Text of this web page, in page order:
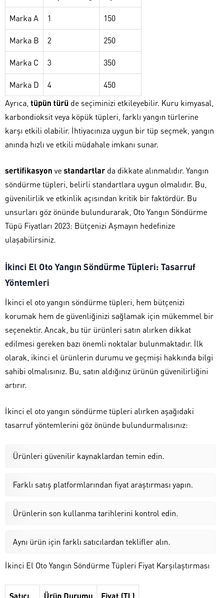
Marka A 1 150
Marka B 2 250
Marka C 3 350
Marka D 4
450
Ayrıca, tüpün türü de seçiminizi etkileyebilir. Kuru kimyasal,
karbondioksit veya köpük tüpleri, farklı yangın türlerine
karşı etkili olabilir. İhtiyacınıza uygun bir tüp seçmek, yangın
anında hızlı ve etkili müdahale imkanı sunar.
sertifikasyon vestandartlar da dikkate alınmalıdır. Yangın
söndürme tüpleri, belirli standartlara uygun olmalıdır. Bu,
güvenilirlik ve etkinlik açısından kritik bir faktördür. Bu
unsurları göz önünde bulundurarak, Oto Yangın Söndürme
Tüpü Fiyatları 2023: Bütçenizi Aşmayın hedefinize
ulaşabilirsiniz.
İkinci El Oto Yangın Söndürme Tüpleri: Tasarruf
Yöntemleri
İkinci el oto yangın söndürme tüpleri, hem bütçenizi
korumak hem de güvenliğinizi sağlamak için mükemmel bir
seçenektir. Ancak, bu tür ürünleri satın alırken dikkat
edilmesi gereken bazı önemli noktalar bulunmaktadır. İlk
olarak, ikinci el ürünlerin durumu ve geçmişi hakkında bilgi
sahibi olmalısınız. Bu, satın aldığınız ürünün güvenilirliğini
artırır.
İkinci el oto yangın söndürme tüpleri alırken aşağıdaki
tasarruf yöntemlerini göz önünde bulundurmalısınız:
Ürünleri güvenilir kaynaklardan temin edin.
Farklı satış platformlarından fiyat araştırması yapın.
Ürünlerin son kullanma tarihlerini kontrol edin.
Aynı ürün için farklı satıcılardan teklifler alın.
İkinci El Oto Yangın Söndürme Tüpleri Fiyat Karşılaştırması
Satıcı Ürün Durumu Fiyat (TL)